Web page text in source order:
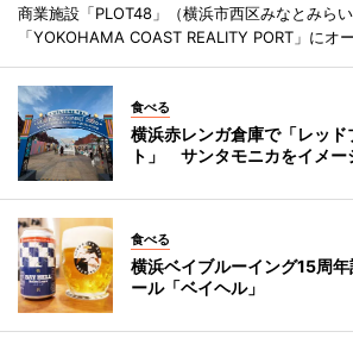
商業施設「PLOT48」（横浜市西区みなとみら
「YOKOHAMA COAST REALITY PORT」にオ
食べる
横浜赤レンガ倉庫で「レッド
ト」 サンタモニカをイメ
食べる
横浜ベイブルーイング15周
ール「ベイヘル」